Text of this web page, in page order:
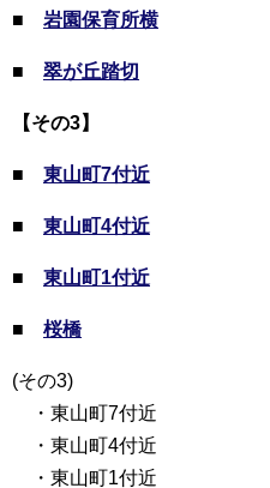
■ 岩園保育所横
■ 翠が丘踏切
【その3】
■ 東山町7付近
■ 東山町4付近
■ 東山町1付近
■ 桜橋
(その3)
・東山町7付近
・東山町4付近
・東山町1付近